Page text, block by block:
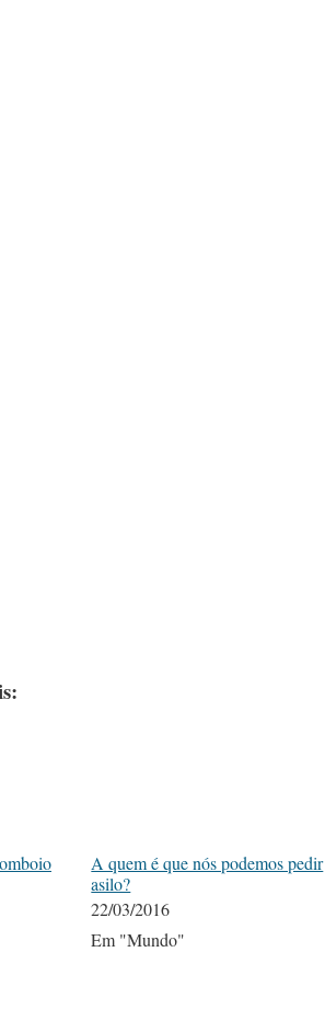
A quem é que nós podemos pedir
asilo?
22/03/2016
Em "Mundo"